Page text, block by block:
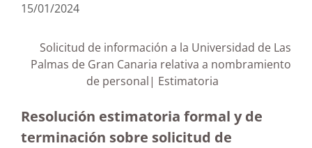
15/01/2024
Solicitud de información a la Universidad de Las
Palmas de Gran Canaria relativa a nombramiento
de personal| Estimatoria
Resolución estimatoria formal y de
terminación sobre solicitud de